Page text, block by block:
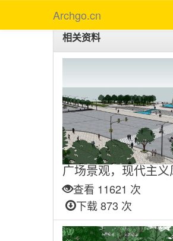
Archgo.cn
相关资料
广场景观，现代主义
查看 11621 次
下载 873 次